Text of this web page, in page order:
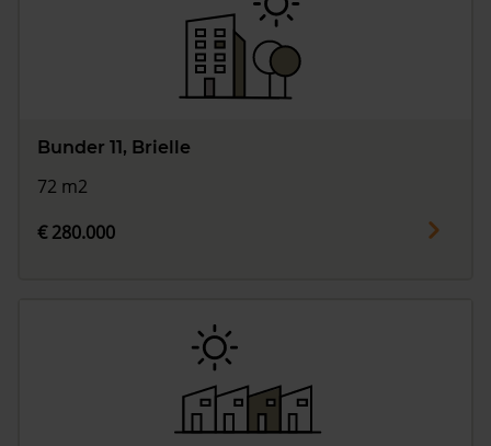
Bunder 11, Brielle
72 m2
€ 280.000